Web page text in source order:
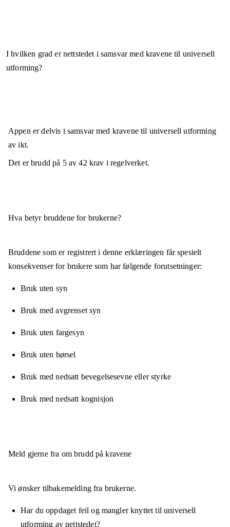
I hvilken grad er nettstedet i samsvar med kravene til universell
utforming?
Appen erdelvis i samsvarmed kravene til universell utforming
av ikt.
Det er brudd på 5av42krav i regelverket.
Hva betyr bruddene for brukerne?
Bruddene som er registrert i denne erklæringen får spesielt
konsekvenser for brukere som har følgende forutsetninger:
Bruk uten syn
Bruk med avgrenset syn
Bruk uten fargesyn
Bruk uten hørsel
Bruk med nedsatt bevegelsesevne eller styrke
Bruk med nedsatt kognisjon
Meld gjerne fra om brudd på kravene
Vi ønsker tilbakemelding fra brukerne.
Har du oppdaget feil og mangler knyttet til universell
utforming av nettstedet?